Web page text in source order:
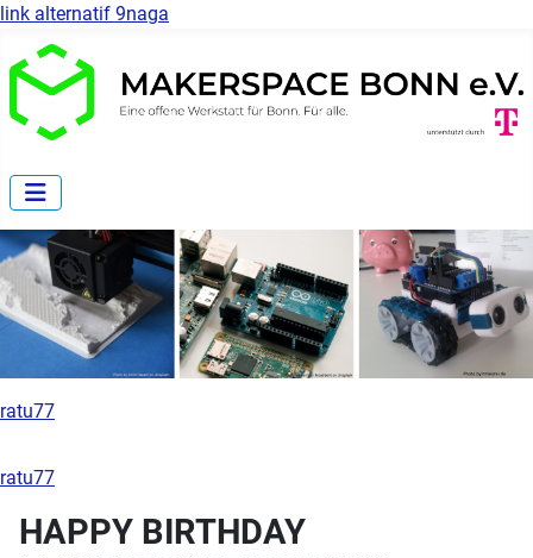
link alternatif 9naga
ratu77
HAPPY BIRTHDAY
ratu77